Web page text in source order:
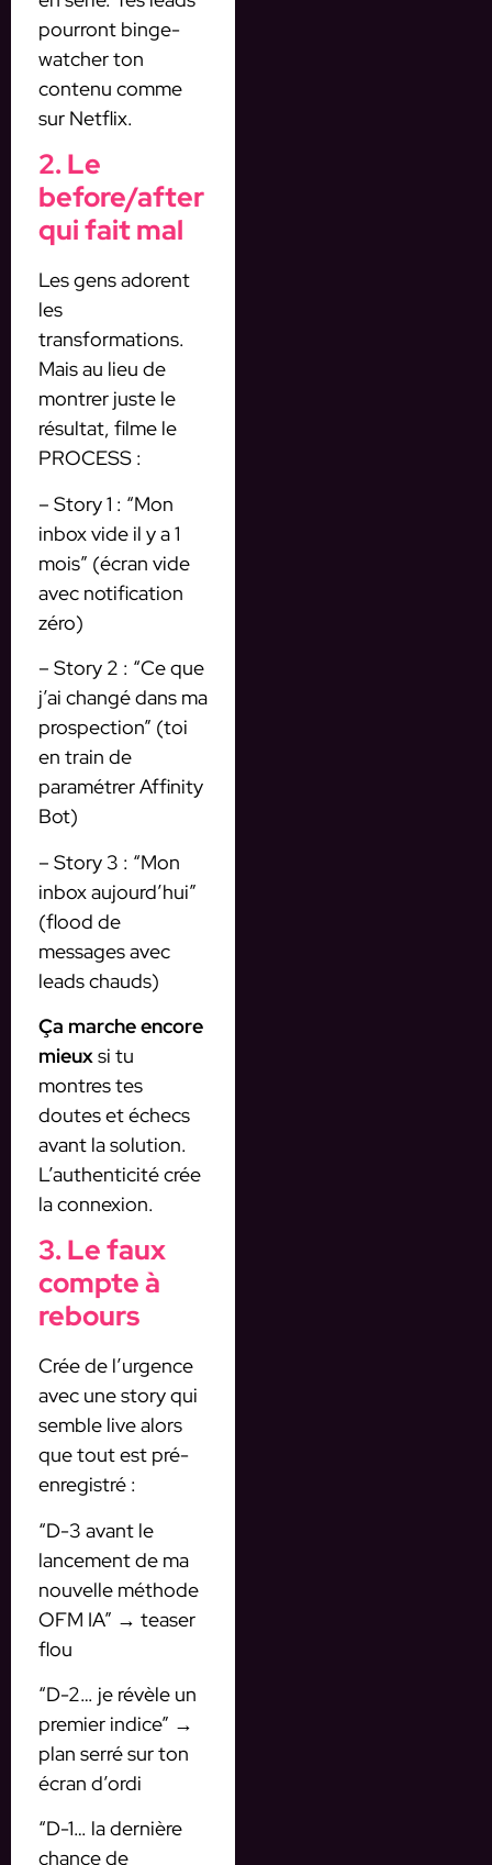
pourront binge-
watcher ton
contenu comme
sur Netflix.
2. Le
before/after
qui fait mal
Les gens adorent
les
transformations.
Mais au lieu de
montrer juste le
résultat, filme le
PROCESS :
– Story 1 : “Mon
inbox vide il y a 1
mois” (écran vide
avec notification
zéro)
– Story 2 : “Ce que
j’ai changé dans ma
prospection” (toi
en train de
paramétrer Affinity
Bot)
– Story 3 : “Mon
inbox aujourd’hui”
(flood de
messages avec
leads chauds)
Ça marche encore
mieuxsi tu
montres tes
doutes et échecs
avant la solution.
L’authenticité crée
la connexion.
3. Le faux
compte à
rebours
Crée de l’urgence
avec une story qui
semble live alors
que tout est pré-
enregistré :
“D-3 avant le
lancement de ma
nouvelle méthode
OFM IA” → teaser
flou
“D-2… je révèle un
premier indice” →
plan serré sur ton
écran d’ordi
“D-1… la dernière
chance de